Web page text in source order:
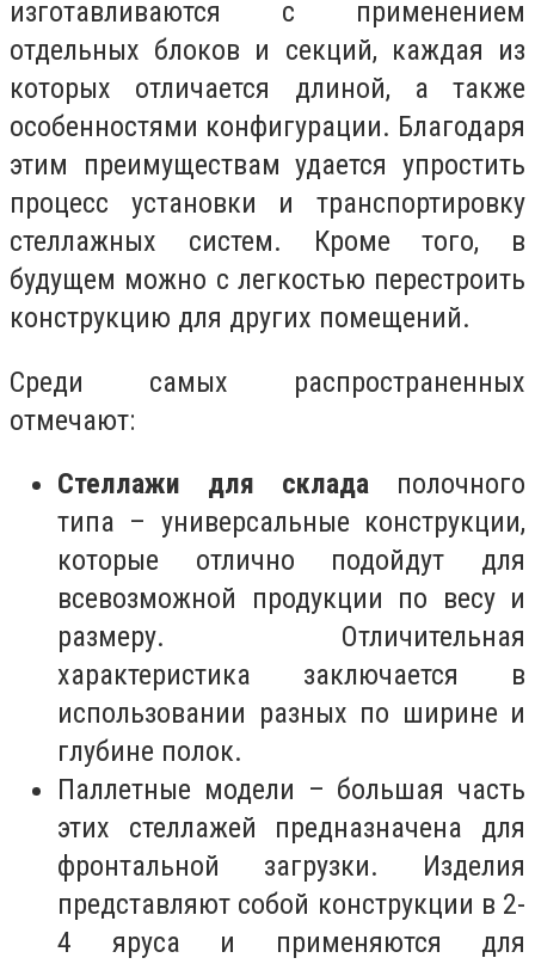
изготавливаются с применением
отдельных блоков и секций, каждая из
которых отличается длиной, а также
особенностями конфигурации. Благодаря
этим преимуществам удается упростить
процесс установки и транспортировку
стеллажных систем. Кроме того, в
будущем можно с легкостью перестроить
конструкцию для других помещений.
Среди самых распространенных
отмечают:
Стеллажи для склада полочного
типа – универсальные конструкции,
которые отлично подойдут для
всевозможной продукции по весу и
размеру. Отличительная
характеристика заключается в
использовании разных по ширине и
глубине полок.
Паллетные модели – большая часть
этих стеллажей предназначена для
фронтальной загрузки. Изделия
представляют собой конструкции в 2-
4 яруса и применяются для